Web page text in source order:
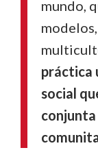
mundo,
práctica
social